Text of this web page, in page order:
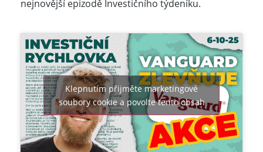
nejnovější epizodě Investičního týdeníku.
Klepnutím přijměte marketingové
soubory cookie a povolte tento obsah